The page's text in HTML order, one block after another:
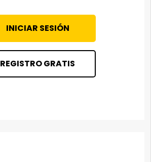
INICIAR SESIÓN
REGISTRO GRATIS